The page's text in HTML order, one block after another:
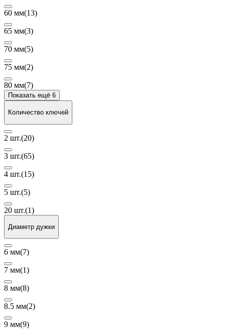
60 мм(13)
65 мм(3)
70 мм(5)
75 мм(2)
80 мм(7)
Показать ещё 6
Количество ключей
2 шт.(20)
3 шт.(65)
4 шт.(15)
5 шт.(5)
20 шт.(1)
Диаметр дужки
6 мм(7)
7 мм(1)
8 мм(8)
8.5 мм(2)
9 мм(9)